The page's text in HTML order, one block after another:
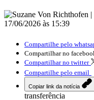
17/06/2026 às 15:39
Compartilhe pelo
Compartilhar no
Compartilhar no twitter
Compartilhe pelo email
Copiar link da notícia
transferência